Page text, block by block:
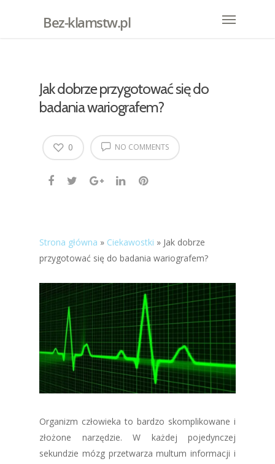
Bez-klamstw.pl
Jak dobrze przygotować się do
badania wariografem?
NO COMMENTS
0
Strona główna » Ciekawostki » Jak dobrze
przygotować się do badania wariografem?
Organizm człowieka to bardzo skomplikowane i
złożone narzędzie. W każdej pojedynczej
sekundzie mózg przetwarza multum informacji i